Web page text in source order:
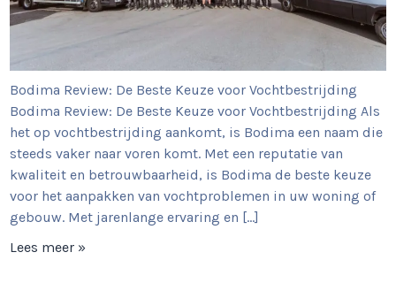
Bodima Review: De Beste Keuze voor Vochtbestrijding
Bodima Review: De Beste Keuze voor Vochtbestrijding Als
het op vochtbestrijding aankomt, is Bodima een naam die
steeds vaker naar voren komt. Met een reputatie van
kwaliteit en betrouwbaarheid, is Bodima de beste keuze
voor het aanpakken van vochtproblemen in uw woning of
gebouw. Met jarenlange ervaring en […]
Lees meer »